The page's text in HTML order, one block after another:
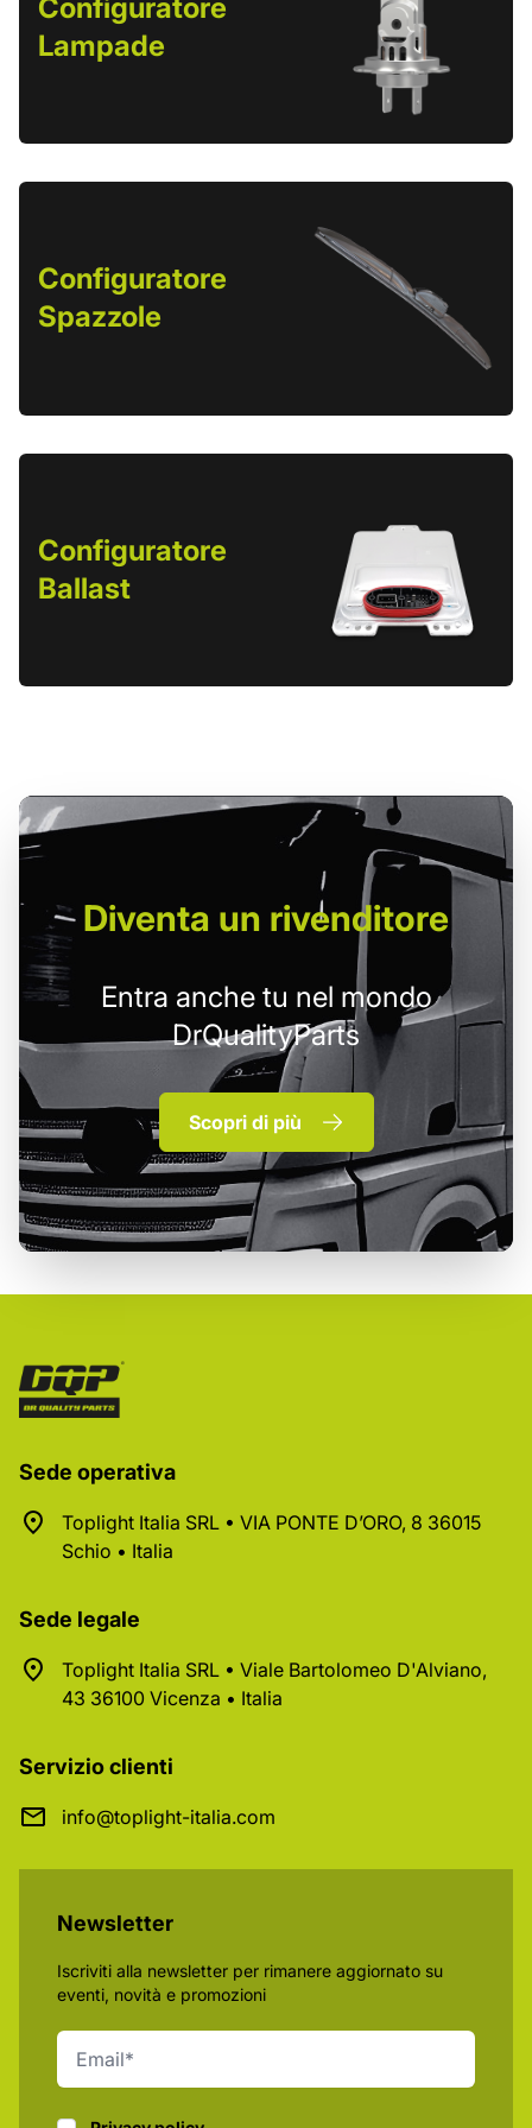
Configuratore
Lampade
Configuratore
Spazzole
Configuratore
Ballast
Diventa un rivenditore
Entra anche tu nel mondo
DrQualityParts
Scopri di più
Sede operativa
Toplight Italia SRL • VIA PONTE D’ORO, 8 36015
Schio • Italia
Sede legale
Toplight Italia SRL • Viale Bartolomeo D'Alviano,
43 36100 Vicenza • Italia
Servizio clienti
info@toplight-italia.com
Newsletter
Iscriviti alla newsletter per rimanere aggiornato su
eventi, novità e promozioni